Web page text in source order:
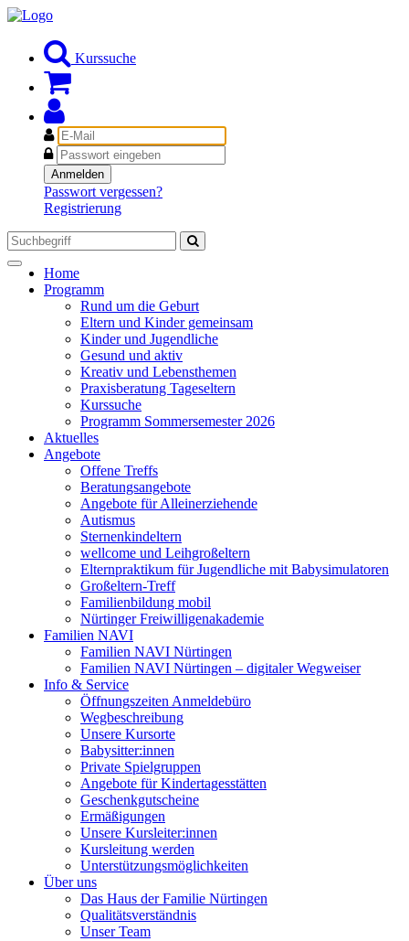
Kurssuche
E-
Mail
Passwort
Anmelden
Passwort vergessen?
Registrierung
Toggle
navigation
Home
Programm
Rund um die Geburt
Eltern und Kinder gemeinsam
Kinder und Jugendliche
Gesund und aktiv
Kreativ und Lebensthemen
Praxisberatung Tageseltern
Kurssuche
Programm Sommersemester 2026
Aktuelles
Angebote
Offene Treffs
Beratungsangebote
Angebote für Alleinerziehende
Autismus
Sternenkindeltern
wellcome und Leihgroßeltern
Elternpraktikum für Jugendliche mit Babysimulatoren
Großeltern-Treff
Familienbildung mobil
Nürtinger Freiwilligenakademie
Familien NAVI
Familien NAVI Nürtingen
Familien NAVI Nürtingen – digitaler Wegweiser
Info & Service
Öffnungszeiten Anmeldebüro
Wegbeschreibung
Unsere Kursorte
Babysitter:innen
Private Spielgruppen
Angebote für Kindertagesstätten
Geschenkgutscheine
Ermäßigungen
Unsere Kursleiter:innen
Kursleitung werden
Unterstützungsmöglichkeiten
Über uns
Das Haus der Familie Nürtingen
Qualitätsverständnis
Unser Team